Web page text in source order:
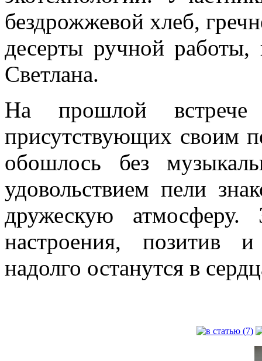
бездрожжевой хлеб,
десерты ручной работы,
Светлана.
На прошлой
присутствующих своим
обошлось без
удовольствием пели
дружескую
настроения, позитив
надолго останутся в